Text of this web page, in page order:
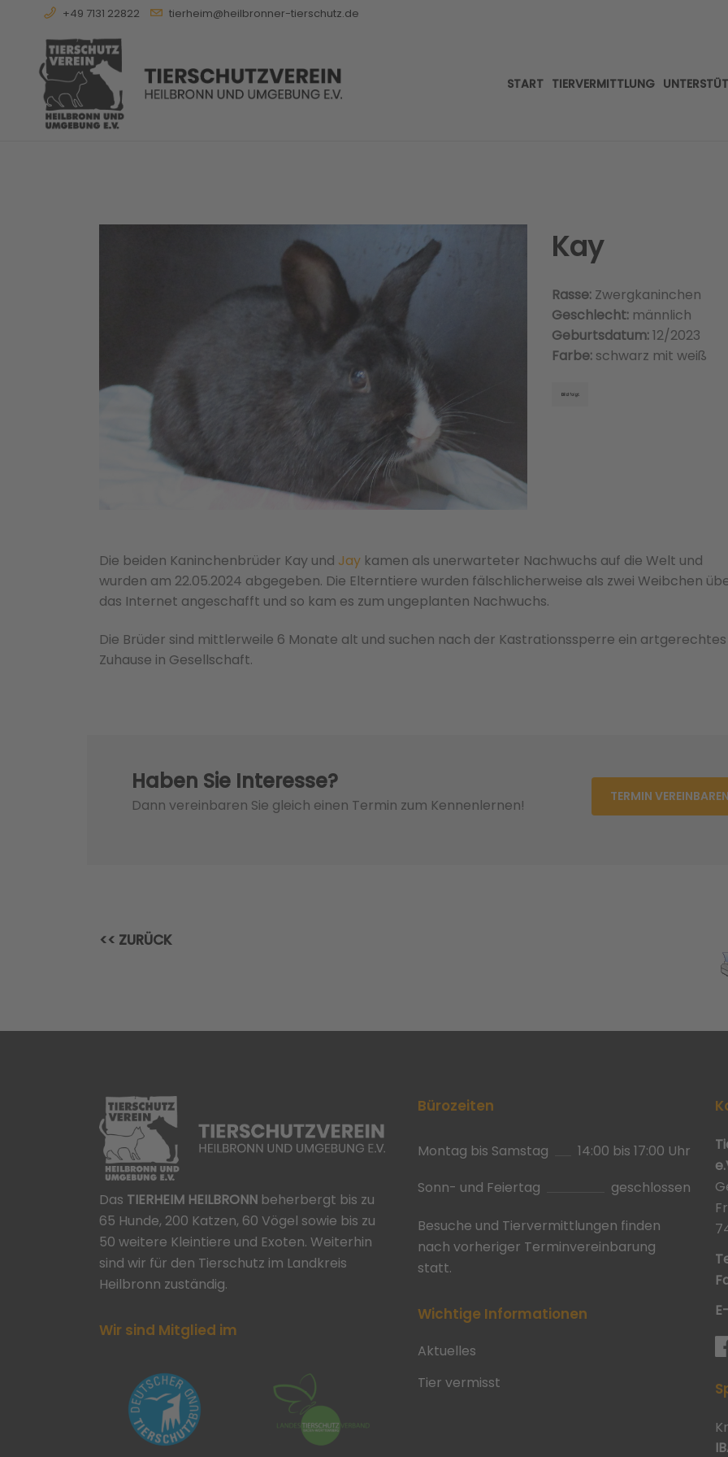
+49 7131 22822 tierheim@heilbronner-tierschutz.de
START TIERVERMITTLUNG
Kay
Rasse:Zwergkaninchen
Geschlecht: männlich
Geburtsdatum:12/2023
Farbe:schwarz mit weiß
Die beiden Kaninchenbrüder Kay und Jay kamen als unerwarteter Nachwuchs auf die Welt und
wurden am 22.05.2024 abgegeben. Die Elterntiere wurden fälschlicherweise als zwei Weibchen
das Internet angeschafft und so kam es zum ungeplanten Nachwuchs.
Die Brüder sind mittlerweile 6 Monate alt und suchen nach der Kastrationssperre ein artgerechtes
Zuhause in Gesellschaft.
Haben Sie Interesse?
Dann vereinbaren Sie gleich einen Termin zum Kennenlernen! TERMIN
<< ZURÜCK
Das TIERHEIM HEILBRONN beherbergt bis zu
65 Hunde, 200 Katzen, 60 Vögel sowie bis zu
50 weitere Kleintiere und Exoten. Weiterhin
sind wir für den Tierschutz im Landkreis
Heilbronn zuständig.
Wir sind Mitglied im
Bürozeiten
Montag bis Samstag
14:00 bis 17:00 Uhr
Sonn- und Feiertag
geschlossen
Besuche und Tiervermittlungen finden
nach vorheriger Terminvereinbarung
statt.
Wichtige Informationen
Aktuelles
Tier vermisst